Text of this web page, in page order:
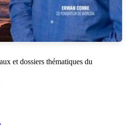
et dossiers thématiques du